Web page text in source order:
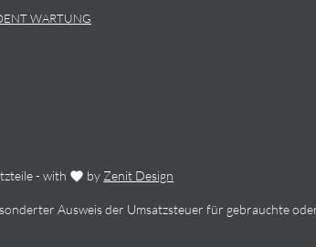
WARTUNG
- with by Zenit Design
Ausweis der Umsatzsteuer für gebrauchte